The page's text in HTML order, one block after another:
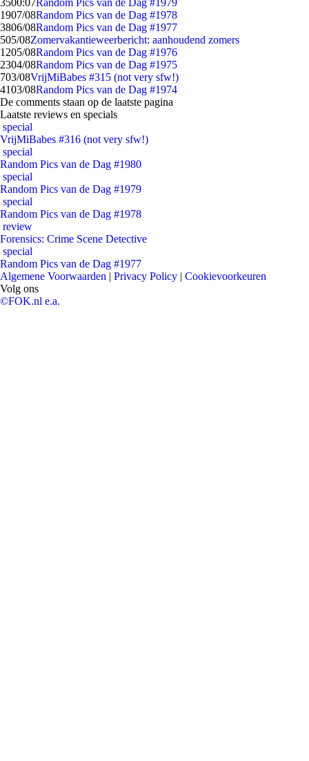
3500:07 Random Pics van de Dag #1979
1907/08Random Pics van de Dag #1978
3806/08Random Pics van de Dag #1977
505/08Zomervakantieweerbericht: aanhoudend zomers
1205/08Random Pics van de Dag #1976
2304/08Random Pics van de Dag #1975
703/08VrijMiBabes #315 (not very sfw!)
4103/08Random Pics van de Dag #1974
De comments staan op de laatste pagina
Laatste reviews en specials
special
VrijMiBabes #316 (not very sfw!)
special
Random Pics van de Dag #1980
special
Random Pics van de Dag #1979
special
Random Pics van de Dag #1978
review
Forensics: Crime Scene Detective
special
Random Pics van de Dag #1977
Algemene Voorwaarden | Privacy Policy | Cookievoorkeuren
Volg ons
©FOK.nl e.a.